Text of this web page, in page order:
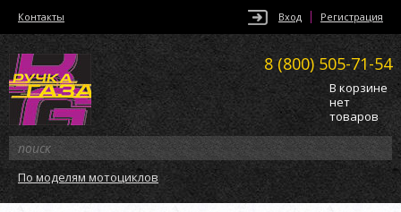
Вход Регистрация
Контакты
8 (800) 505-71-54
В корзине
нет
товаров
По моделям мотоциклов